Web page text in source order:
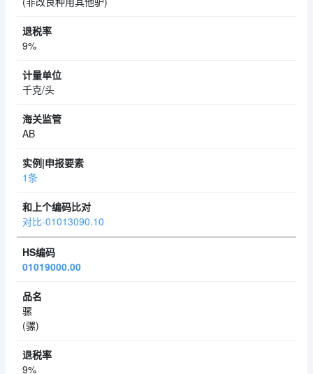
9%
千克/头
AB
1条
对比-01013090.10
01019000.00
骡
(骡)
9%